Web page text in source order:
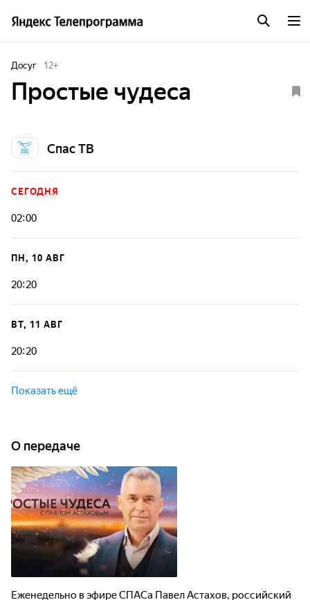
Досуг 12+
Простые чудеса
Спас ТВ
СЕГОДНЯ
02:00
ПН, 10 АВГ
20:20
ВТ, 11 АВГ
20:20
Показать ещё
О передаче
Еженедельно в эфире СПАСа Павел Астахов, российский